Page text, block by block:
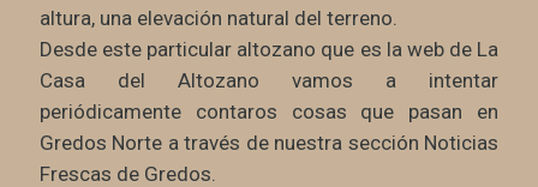
altura, una elevación natural del terreno.
Desde este particular altozano que es la web de La
Casa del Altozano vamos a intentar
periódicamente contaros cosas que pasan en
Gredos Norte a través de nuestra sección Noticias
Frescas de Gredos.